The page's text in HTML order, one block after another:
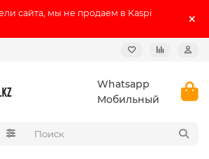
сайта, мы не продаем в Kaspi
Whatsapp
Мобильный